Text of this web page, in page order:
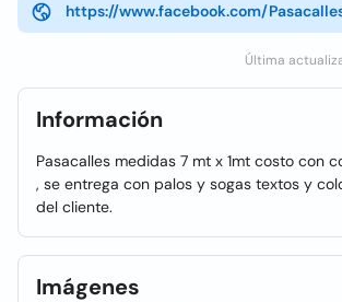
https://www.facebook.com/
Última
Información
Pasacalles medidas 7 mt x 1mt costo con
, se entrega con palos y sogas textos y
del cliente.
Imágenes